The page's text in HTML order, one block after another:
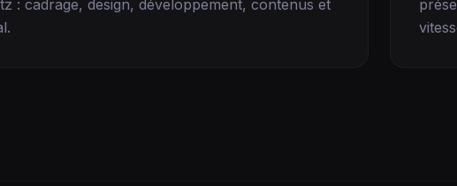
: cadrage, design, développement, contenus et